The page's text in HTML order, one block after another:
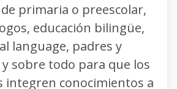
primaria o preescolar,
educación bilingüe,
language, padres y
sobre todo para que los
integren conocimientos a